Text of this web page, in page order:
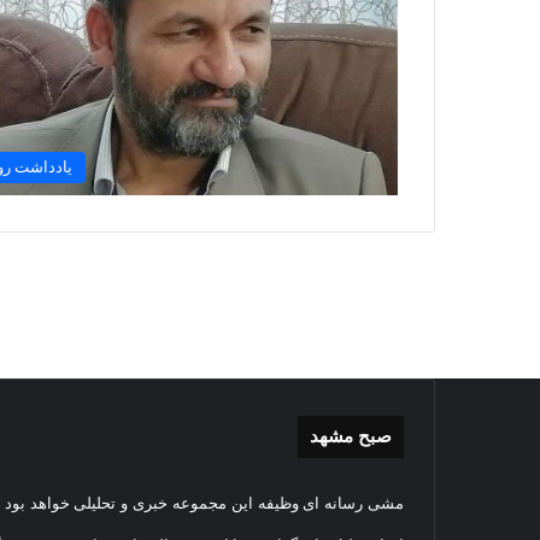
یادداشت
صبح مشهد
مشی رسانه ای وظیفه این مجموعه خبری و تحلیلی خواهد بود
گزارش
مضجع